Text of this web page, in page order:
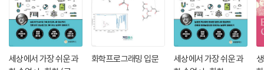
세상에서 가장 쉬운 과
화학프로그래밍 입문
세상에서 가장 쉬운 과